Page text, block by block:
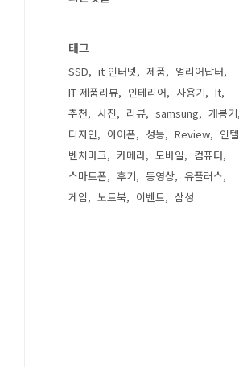
태그
SSD it 인터넷 제품
얼리어답터
IT 제품리뷰
인테리어 사용기
It
추천
사진 리뷰 samsung
개봉기
디자인
아이폰 성능 Review
인텔
벤치마크
카메라 모바일
컴퓨터
스마트폰
후기 동영상
유플러스
게임
노트북 이벤트 삼성